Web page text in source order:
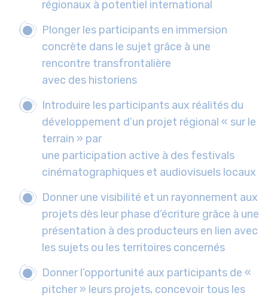
régionaux à potentiel international
Plonger les participants en immersion
concrète dans le sujet grâce à une
rencontre transfrontalière
avec des historiens
Introduire les participants aux réalités du
développement d’un projet régional « sur le
terrain » par
une participation active à des festivals
cinématographiques et audiovisuels locaux
Donner une visibilité et un rayonnement aux
projets dès leur phase d’écriture grâce à une
présentation à des producteurs en lien avec
les sujets ou les territoires concernés
Donner l’opportunité aux participants de «
pitcher » leurs projets, concevoir tous les